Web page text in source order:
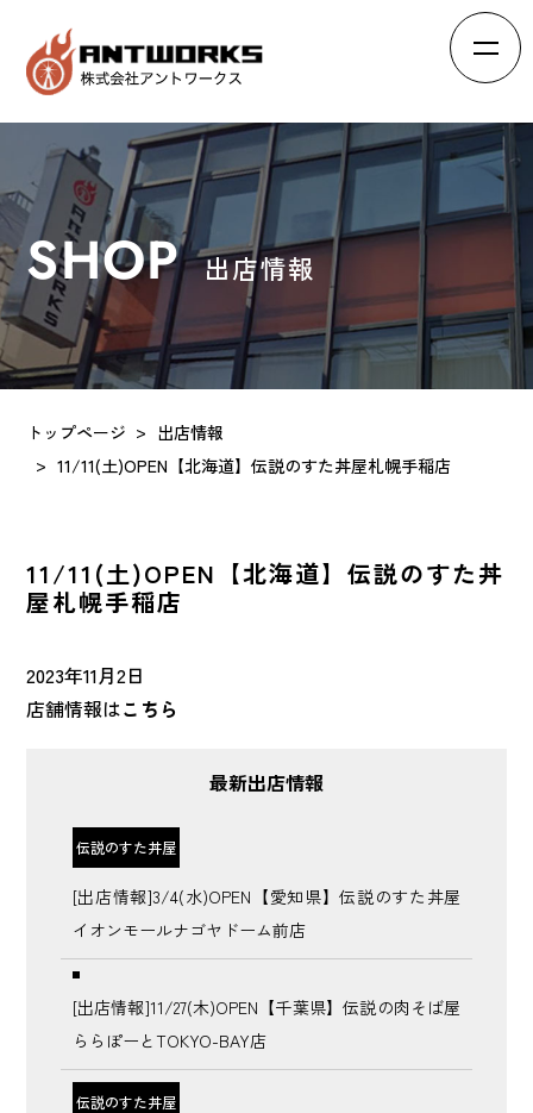
HOME ホーム
ABOUT 会社概要
BRAND ブランド
RECRUIT 求人情報
INTERVIEW
EFFORTS 会社の取り組み
マイナビ
SHOP 出店情報
トップページ
出店情報
11/11(土)OPEN【北海道】伝説のすた丼屋札幌手稲店
11/11(土)OPEN【北海道】伝説のすた丼
屋札幌手稲店
2023年11月2日
店舗情報はこちら
最新出店情報
伝説のすた丼屋
[出店情報]3/4(水)OPEN【愛知県】伝説のすた丼屋
イオンモールナゴヤドーム前店
[出店情報]11/27(木)OPEN【千葉県】伝説の肉そば屋
ららぽーとTOKYO-BAY店
伝説のすた丼屋